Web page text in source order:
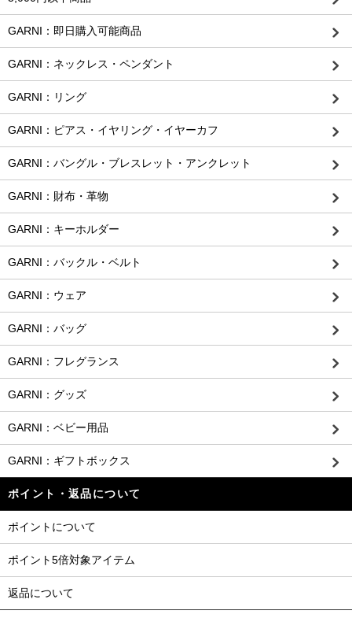
GARNI：即日購入可能商品
GARNI：ネックレス・ペンダント
GARNI：リング
GARNI：ピアス・イヤリング・イヤーカフ
GARNI：バングル・ブレスレット・アンクレット
GARNI：財布・革物
GARNI：キーホルダー
GARNI：バックル・ベルト
GARNI：ウェア
GARNI：バッグ
GARNI：フレグランス
GARNI：グッズ
GARNI：ベビー用品
GARNI：ギフトボックス
ポイント・返品について
ポイントについて
ポイント5倍対象アイテム
返品について